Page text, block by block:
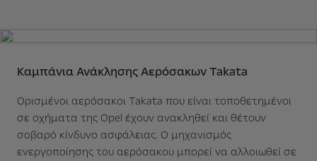
Καμπάνια Ανάκλησης Αερόσακων Takata
Ορισμένοι αερόσακοι Takata που είναι τοποθετημένοι
σε οχήματα της Opel έχουν ανακληθεί και θέτουν
σοβαρό κίνδυνο ασφάλειας. Ο μηχανισμός
ενεργοποίησης του αερόσακου μπορεί να αλλοιωθεί σε